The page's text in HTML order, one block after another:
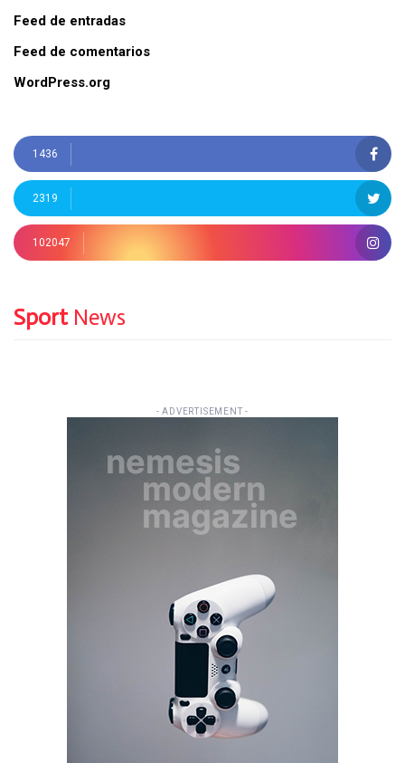
Feed de entradas
Feed de comentarios
WordPress.org
1436
2319
102047
Sport News
- ADVERTISEMENT -